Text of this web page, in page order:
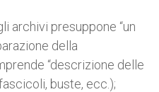
archivi presuppone “un
della
“descrizione delle
buste, ecc.);